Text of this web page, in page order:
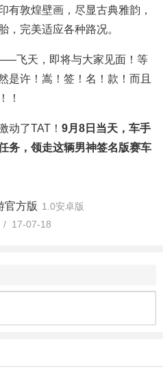
有敦煌壁画，尽显古典雅韵，
，完美适应各种路况。
飞天，即将与大家见面！等
是许！嵩！签！名！款！而且
！
动了TAT！ 9月8日当天，车手
务，领走这辆男神签名版赛车
官方版 1.0安卓版
17-07-18